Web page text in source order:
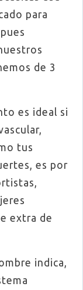
para
de 3
es ideal si
tus
es por
extra de
indica,